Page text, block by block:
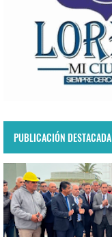
PUBLICACIÓN DESTACADA